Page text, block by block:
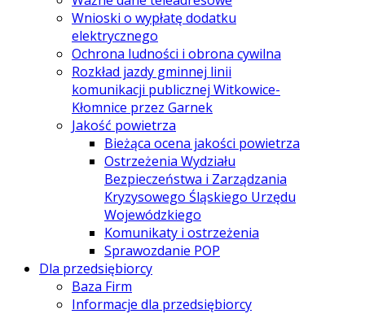
Wnioski o wypłatę dodatku
elektrycznego
Ochrona ludności i obrona cywilna
Rozkład jazdy gminnej linii
komunikacji publicznej Witkowice-
Kłomnice przez Garnek
Jakość powietrza
Bieżąca ocena jakości powietrza
Ostrzeżenia Wydziału
Bezpieczeństwa i Zarządzania
Kryzysowego Śląskiego Urzędu
Wojewódzkiego
Komunikaty i ostrzeżenia
Sprawozdanie POP
Dla przedsiębiorcy
Baza Firm
Informacje dla przedsiębiorcy